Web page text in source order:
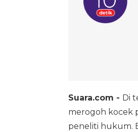
Suara.com - Di
merogoh kocek
peneliti hukum.